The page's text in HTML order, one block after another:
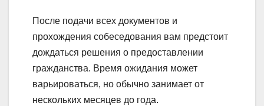
После подачи всех документов и
прохождения собеседования вам предстоит
дождаться решения о предоставлении
гражданства. Время ожидания может
варьироваться, но обычно занимает от
нескольких месяцев до года.